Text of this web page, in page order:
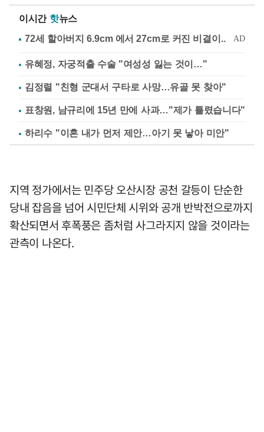
이시간 핫뉴스
유혜정, 자궁적출 수술 "여성성 잃는 것이…"
김정렬 "친형 군대서 구타로 사망…유골 못 찾아"
표창원, 남규리에 15년 만에 사과…"제가 틀렸습니다"
하리수 "이혼 내가 먼저 제안…아기 못 낳아 미안"
지역 정가에서는 민주당 오산시장 공천 갈등이 단순한
당내 잡음을 넘어 시민단체 시위와 공개 반박전으로까지
확산되면서 후폭풍은 좀처럼 사그라지지 않을 것이라는
관측이 나온다.